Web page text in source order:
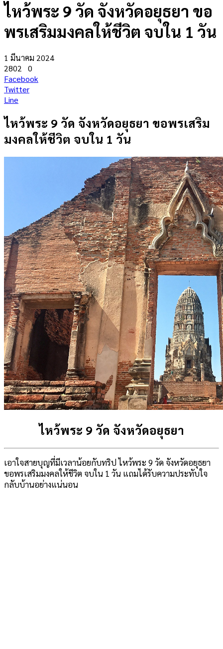
ไหว้พระ 9 วัด จังหวัดอยุธยา ขอ
พรเสริมมงคลให้ชีวิต จบใน 1 วัน
1 มีนาคม 2024
2802
0
Facebook
Twitter
Line
ไหว้พระ 9 วัด จังหวัดอยุธยา ขอพรเสริม
มงคลให้ชีวิต จบใน 1 วัน
ไหว้พระ 9 วัด จังหวัดอยุธยา
เอาใจสายบุญที่มีเวลาน้อยกับทริป ไหว้พระ 9 วัด จังหวัดอยุธยา
ขอพรเสริมมงคลให้ชีวิต จบใน 1 วัน แถมได้รับความประทับใจ
กลับบ้านอย่างแน่นอน